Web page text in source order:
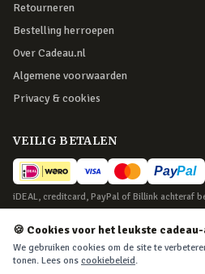
Retourneren
Bestelling herroepen
Over Cadeau.nl
Algemene voorwaarden
Privacy & cookies
VEILIG BETALEN
iDEAL, creditcard, PayPal of Billink achteraf
BEZORGING
Voor 22:45 besteld, morgen in huis.
🍪 Cookies voor het leukste
We gebruiken cookies om de site te
tonen. Lees ons cookiebeleid.